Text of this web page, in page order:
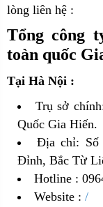
lòng liên hệ :
Tổng công
toàn quốc
Tại Hà Nội :
Trụ sở
Quốc Gia Hiến.
Địa chỉ: Số
Đỉnh, Bắc Từ
Hotline :
Website : /